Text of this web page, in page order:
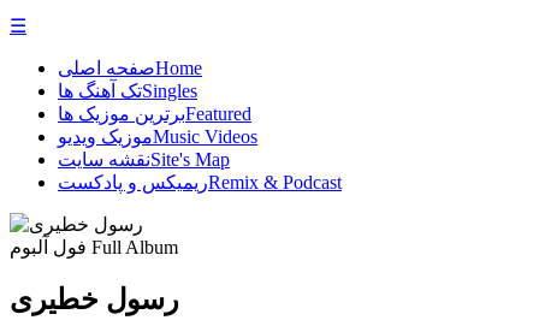
☰
صفحه اصلیHome
تک آهنگ هاSingles
برترین موزیک هاFeatured
موزیک ویدیوMusic Videos
نقشه سایتSite's Map
ریمیکس و پادکستRemix & Podcast
Full Album
رسول خطیری